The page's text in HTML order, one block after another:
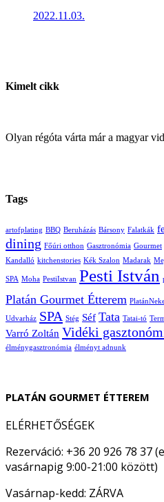
2022.11.03.
Kimelt cikk
Olyan régóta várta már a magyar
Tags
artofplating BBQ Beruházás Bársony Falatkák
dining Főúri otthon Gasztronómia Gourmet
Kandalló kitchenstories Kék Szalon Madarak
SPA Moha PestiIstvan Pesti István
Platán Gourmet Étterem
Udvarház SPA Stég Séf Tata Tatai-tó
Varró Zoltán Vidéki
élménygasztronómia élményt adnunk
PLATÁN GOURMET ÉTTEREM
ELÉRHETŐSÉGEK
Rezerváció: +36 20 926 78 37
vasárnapig 9:00-21:00 között)
Vasárnap-kedd: ZÁRVA